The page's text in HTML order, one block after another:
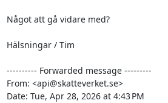
Något att gå vidare med?
Hälsningar / Tim
---------- Forwarded message ---------
From: <api@skatteverket.se>
Date: Tue, Apr 28, 2026 at 4:43 PM